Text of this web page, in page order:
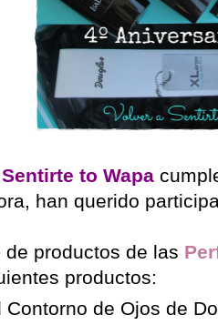
to Wapa
han querido
productos de las
productos:
Contorno de Ojos de